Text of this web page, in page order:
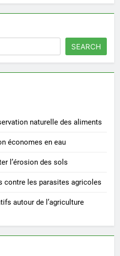
SEARCH
naturelle des aliments
économes en eau
l’érosion des sols
contre les parasites agricoles
autour de l’agriculture